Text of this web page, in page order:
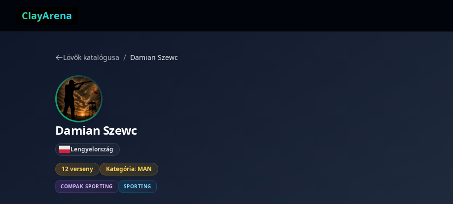
ClayArena
Lövők katalógusa / Damian Szewc
Damian Szewc
Lengyelország
12 verseny Kategória: MAN
COMPAK SPORTING SPORTING